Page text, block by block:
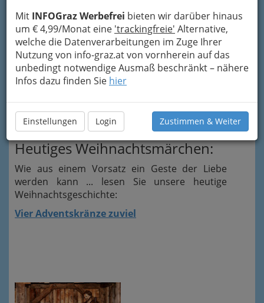
Mit INFOGraz Werbefrei bieten wir darüber hinaus
um € 4,99/Monat eine 'trackingfreie' Alternative,
welche die Datenverarbeitungen im Zuge Ihrer
Nutzung von info-graz.at von vornherein auf das
unbedingt notwendige Ausmaß beschränkt – nähere
Infos dazu finden Sie hier
Einstellungen Login Zustimmen & Weiter
Weihnachtsmärchen,
Weihnachtslied und mehr
Weihnachtliches
Heutiges Weihnachtsmärchen:
Wie aus einem Vorsatz ein Geste der Liebe
werden kann ... lesen Sie unsere heutige
Weihnachtsgeschichte:
Vier Adventskränze zuviel